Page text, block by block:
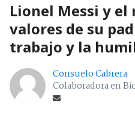
Lionel Messi y el
valores de su
trabajo y la
Consuelo Cabrera
Colaboradora en